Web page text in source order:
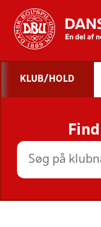
KLUB/HOLD